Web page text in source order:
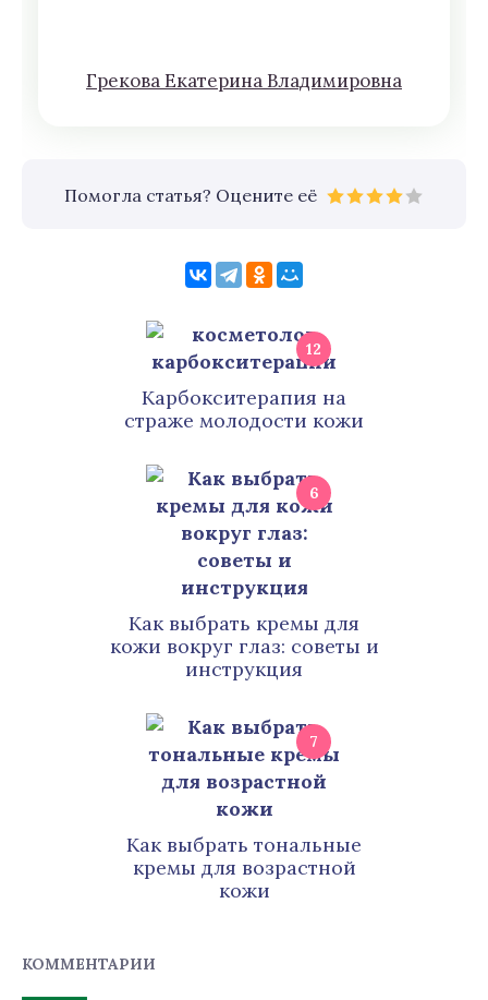
Грeкoва Eкатeринa Влaдимирoвна
Помогла статья? Оцените её
12
Карбокситерапия на
страже молодости кожи
6
Как выбрать кремы для
кожи вокруг глаз: советы и
инструкция
7
Как выбрать тональные
кремы для возрастной
кожи
КОММЕНТАРИИ